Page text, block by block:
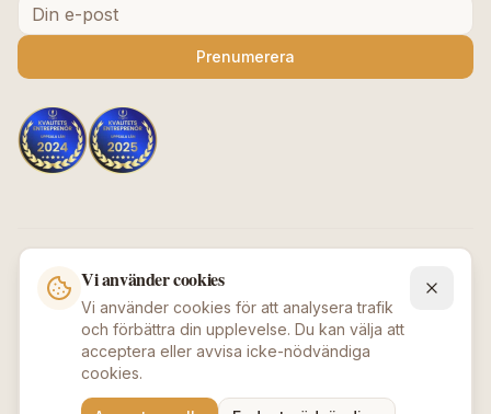
Vi använder cookies
Vi använder cookies för att analysera trafik
och förbättra din upplevelse. Du kan välja att
acceptera eller avvisa icke-nödvändiga
cookies.
Prenumerera
Säkra betalningar
2026 Beauty Deluxe / Afroshopen.Alla rättigheter